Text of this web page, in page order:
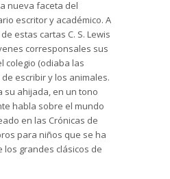
nueva faceta del
escritor y académico. A
estas cartas C. S. Lewis
corresponsales sus
colegio (odiaba las
escribir y los animales.
su ahijada, en un tono
habla sobre el mundo
en las Crónicas de
para niños que se ha
los grandes clásicos de